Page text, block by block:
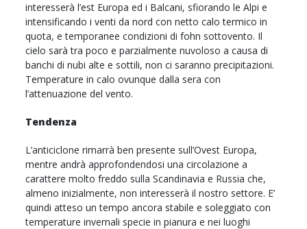
interesserà l’est Europa ed i Balcani, sfiorando le Alpi e
intensificando i venti da nord con netto calo termico in
quota, e temporanee condizioni di fohn sottovento. Il
cielo sarà tra poco e parzialmente nuvoloso a causa di
banchi di nubi alte e sottili, non ci saranno precipitazioni.
Temperature in calo ovunque dalla sera con
l’attenuazione del vento.
Tendenza
L’anticiclone rimarrà ben presente sull’Ovest Europa,
mentre andrà approfondendosi una circolazione a
carattere molto freddo sulla Scandinavia e Russia che,
almeno inizialmente, non interesserà il nostro settore. E’
quindi atteso un tempo ancora stabile e soleggiato con
temperature invernali specie in pianura e nei luoghi